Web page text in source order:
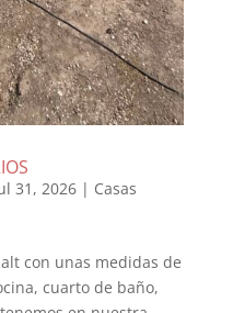
31, 2026| Casas
con unas medidas de
cuarto de baño,